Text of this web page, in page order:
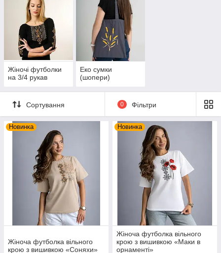
Жіночі футболки
на 3/4 рукав
Еко сумки
(шопери)
Сортування 0 Фільтри
Новинка
Жіноча футболка вільного
крою з вишивкою «Соняхи»
Новинка
Жіноча футболка вільного
крою з вишивкою «Маки в
орнаменті»